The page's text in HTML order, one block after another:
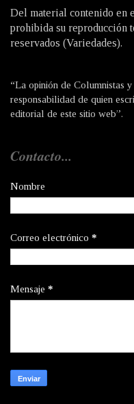
Del material contenido en
prohibida su reproducción
reservados (Variedades).
“La opinión de Columnistas
responsabilidad de quien
editorial de este sitio web”.
Contacto...
Nombre
Correo electrónico *
Mensaje *